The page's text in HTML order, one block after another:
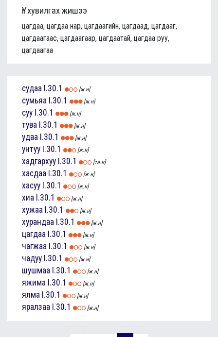
Үг хувилгах жишээ
цагдаа, цагдаа нар, цагдаагийн, цагдаад, цагдааг,
цагдаагаас, цагдаагаар, цагдаатай, цагдаа руу,
цагдаагаа
судаа I.30.1 [ж.н]
сумьяа I.30.1 [ж.н]
суу I.30.1 [ж.н]
тува I.30.1 [ж.н]
удаа I.30.1 [ж.н]
унтуу I.30.1 [ж.н]
хадгархуу I.30.1 [тэ.н]
хасдаа I.30.1 [ж.н]
хасуу I.30.1 [ж.н]
хиа I.30.1 [ж.н]
хужаа I.30.1 [ж.н]
хурандаа I.30.1 [ж.н]
цагдаа I.30.1 [ж.н]
чагжаа I.30.1 [ж.н]
чадуу I.30.1 [ж.н]
шушмаа I.30.1 [ж.н]
яжима I.30.1 [ж.н]
ялма I.30.1 [ж.н]
яралзаа I.30.1 [ж.н]